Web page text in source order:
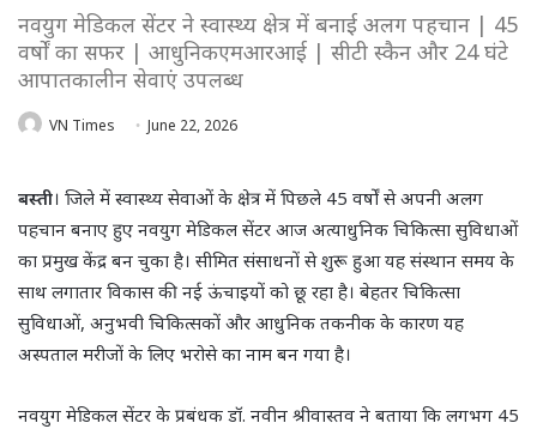
नवयुग मेडिकल सेंटर ने स्वास्थ्य क्षेत्र में बनाई अलग पहचान | 45
वर्षों का सफर | आधुनिकएमआरआई | सीटी स्कैन और 24 घंटे
आपातकालीन सेवाएं उपलब्ध
VN Times June 22, 2026
बस्ती। जिले में स्वास्थ्य सेवाओं के क्षेत्र में पिछले 45 वर्षों से अपनी अलग
पहचान बनाए हुए नवयुग मेडिकल सेंटर आज अत्याधुनिक चिकित्सा सुविधाओं
का प्रमुख केंद्र बन चुका है। सीमित संसाधनों से शुरू हुआ यह संस्थान समय के
साथ लगातार विकास की नई ऊंचाइयों को छू रहा है। बेहतर चिकित्सा
सुविधाओं, अनुभवी चिकित्सकों और आधुनिक तकनीक के कारण यह
अस्पताल मरीजों के लिए भरोसे का नाम बन गया है।
नवयुग मेडिकल सेंटर के प्रबंधक डॉ. नवीन श्रीवास्तव ने बताया कि लगभग 45